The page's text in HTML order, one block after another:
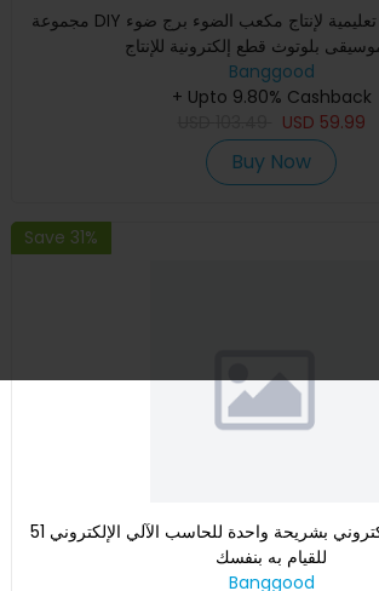
مجموعة DIY لحام إلكترونية تعليمية لإنتاج مكعب الضوء برج ضوء LED
بلوتوث قطع إلكترونية للإنتاج
Banggood
+ Upto 9.80% Cashback
USD 59.99
Buy Now
Save 31%
طقم إنتاج ميزان إلكتروني بشريحة واحدة للحاسب الآلي الإلكتروني 51
للقيام به بنفسك
Banggood